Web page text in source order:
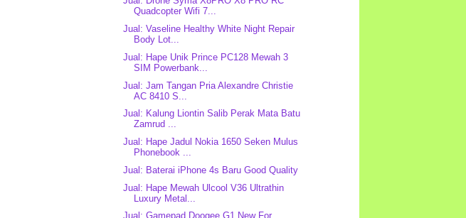
Quadcopter Wifi 7...
Jual: Vaseline Healthy White Night Repair
Body Lot...
Jual: Hape Unik Prince PC128 Mewah 3
SIM Powerbank...
Jual: Jam Tangan Pria Alexandre Christie
AC 8410 S...
Jual: Kalung Liontin Salib Perak Mata Batu
Zamrud ...
Jual: Hape Jadul Nokia 1650 Seken Mulus
Phonebook ...
Jual: Baterai iPhone 4s Baru Good Quality
Jual: Hape Mewah Ulcool V36 Ultrathin
Luxury Metal...
Jual: Gamepad Doogee G1 New For